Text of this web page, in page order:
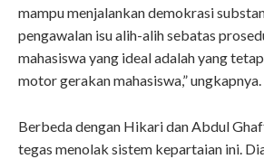
mampu menjalankan demokrasi
pengawalan isu alih-alih sebatas
mahasiswa yang ideal adalah yang
motor gerakan mahasiswa,” ungkapnya.
Berbeda dengan Hikari dan Abdul
tegas menolak sistem kepartaian ini.